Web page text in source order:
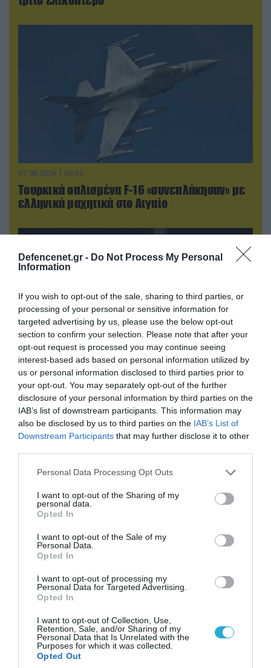
Defencenet.gr - Do Not Process My Personal
Information
If you wish to opt-out of the sale, sharing to third parties, or
processing of your personal or sensitive information for
targeted advertising by us, please use the below opt-out
section to confirm your selection. Please note that after your
opt-out request is processed you may continue seeing
interest-based ads based on personal information utilized by
us or personal information disclosed to third parties prior to
your opt-out. You may separately opt-out of the further
disclosure of your personal information by third parties on the
IAB’s list of downstream participants. This information may
also be disclosed by us to third parties on the IAB’s List of
Downstream Participants that may further disclose it to other
Please note that this website/app uses one or more Google
not limited to your visit or usage behaviour. You may click to
grant or deny consent to Google and its third-party tags to
use your data for below specified purposes in below Google
consent section.
Personal Data Processing Opt Outs
I want to opt-out of the Sharing of my
personal data.
Opted In
I want to opt-out of the Sale of my
Personal Data.
Opted In
I want to opt-out of processing my
Personal Data for Targeted Advertising.
Opted In
I want to opt-out of Collection, Use,
Retention, Sale, and/or Sharing of my
Personal Data that Is Unrelated with the
Purposes for which it was collected.
Opted Out
07.08.2026 | 00:02
Τουρκικά οπλισμένα F-16 «συνεπλάκησαν» με
ελληνικά μαχητικά στο Αιγαίο
06.08.2026 | 21:02
Τελεσίγραφο του Ιράν στις χώρες του Κόλπου:
«Σταματήστε τον Τραμπ αλλιώς θα σας
χτυπήσουμε σκληρά»
06.08.2026 | 17:02
ξένων εθελοντών που πολεμούν για το Κίεβο